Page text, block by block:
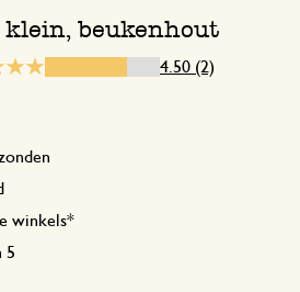
klein, beukenhout
4.50 (2)
winkels*
5